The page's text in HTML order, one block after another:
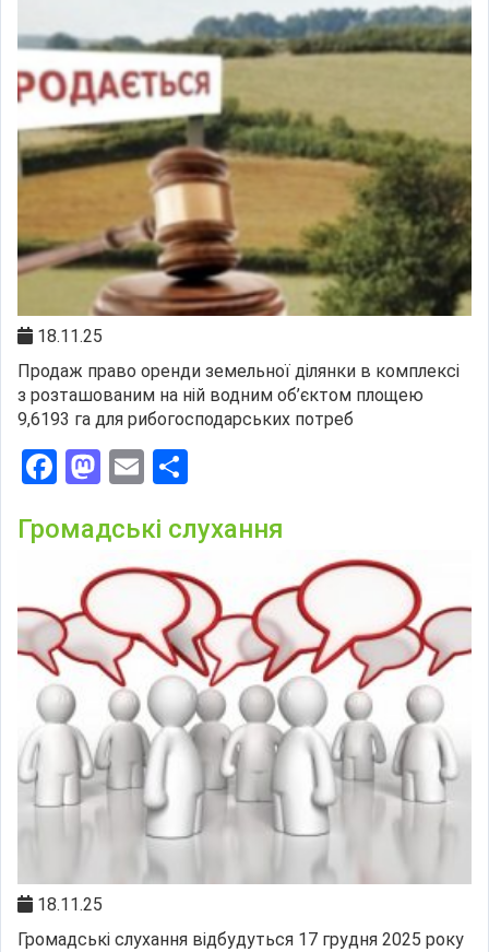
18.11.25
Продаж право оренди земельної ділянки в комплексі
з розташованим на ній водним об’єктом площею
9,6193 га для рибогосподарських потреб
Facebook
Mastodon
Email
Громадські слухання
18.11.25
Громадські слухання відбудуться 17 грудня 2025 року